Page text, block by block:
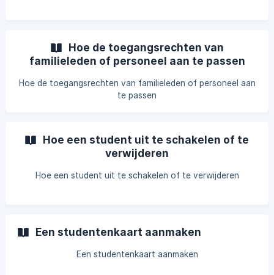
Hoe de toegangsrechten van
familieleden of personeel aan te passen
Hoe de toegangsrechten van familieleden of personeel aan
te passen
Hoe een student uit te schakelen of te
verwijderen
Hoe een student uit te schakelen of te verwijderen
Een studentenkaart aanmaken
Een studentenkaart aanmaken